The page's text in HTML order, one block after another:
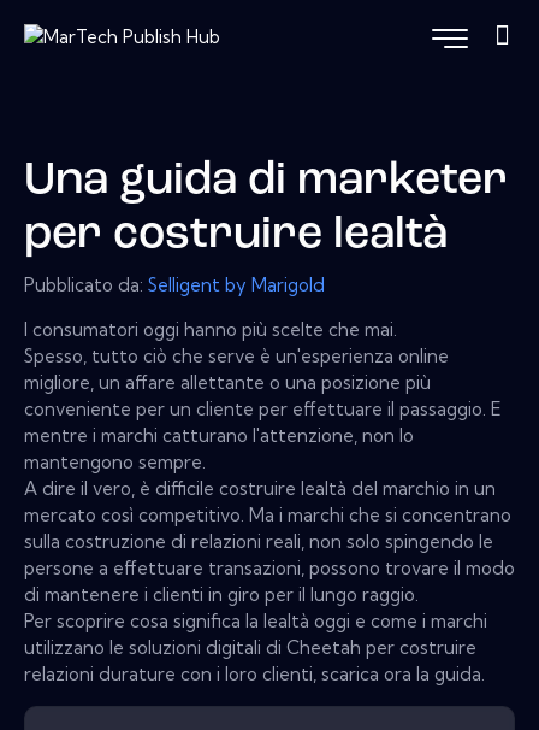
Una guida di marketer
per costruire lealtà
Pubblicato da: Selligent by Marigold
I consumatori oggi hanno più scelte che mai.
Spesso, tutto ciò che serve è un'esperienza online
migliore, un affare allettante o una posizione più
conveniente per un cliente per effettuare il passaggio. E
mentre i marchi catturano l'attenzione, non lo
mantengono sempre.
A dire il vero, è difficile costruire lealtà del marchio in un
mercato così competitivo. Ma i marchi che si concentrano
sulla costruzione di relazioni reali, non solo spingendo le
persone a effettuare transazioni, possono trovare il modo
di mantenere i clienti in giro per il lungo raggio.
Per scoprire cosa significa la lealtà oggi e come i marchi
utilizzano le soluzioni digitali di Cheetah per costruire
relazioni durature con i loro clienti, scarica ora la guida.